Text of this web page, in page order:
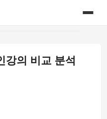
강의 비교 분석